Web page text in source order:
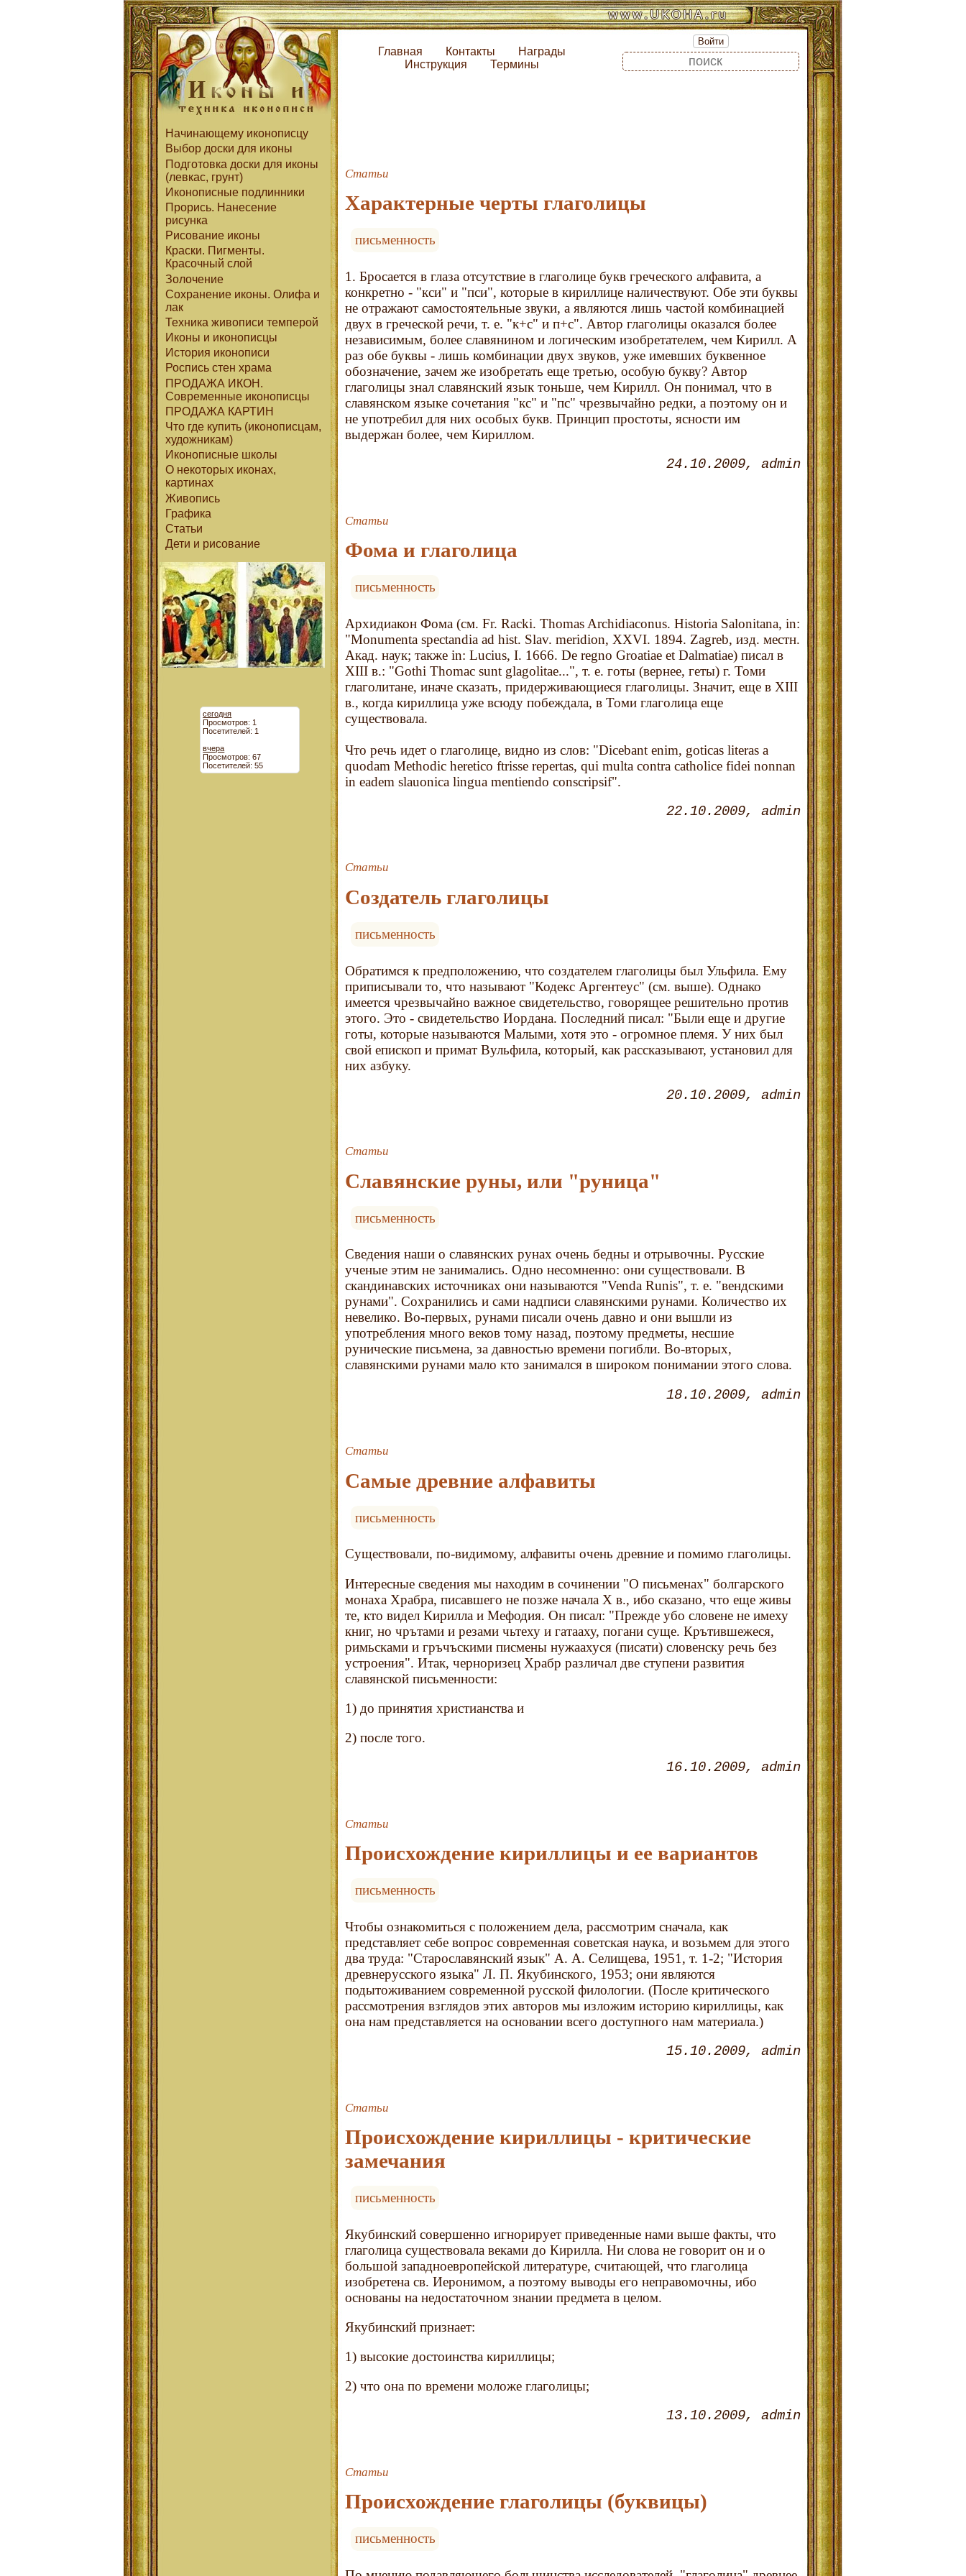
Главная Контакты
Награды
Инструкция
Термины
Войти
Начинающему иконописцу
Выбор доски для иконы
Подготовка доски для иконы
(левкас, грунт)
Иконописные подлинники
Прорись. Нанесение
рисунка
Рисование иконы
Краски. Пигменты.
Красочный слой
Золочение
Сохранение иконы. Олифа и
лак
Техника живописи темперой
Иконы и иконописцы
История иконописи
Роспись стен храма
ПРОДАЖА ИКОН.
Современные иконописцы
ПРОДАЖА КАРТИН
Что где купить (иконописцам,
художникам)
Иконописные школы
О некоторых иконах,
картинах
Живопись
Графика
Статьи
Дети и рисование
сегодня
Просмотров: 1
Посетителей: 1
вчера
Просмотров: 67
Посетителей: 55
Статьи
Характерные черты глаголицы
письменность
1. Бросается в глаза отсутствие в глаголице букв греческого алфавита, а
конкретно - "кси" и "пси", которые в кириллице наличествуют. Обе эти буквы
не отражают самостоятельные звуки, а являются лишь частой комбинацией
двух в греческой речи, т. е. "к+с" и п+с". Автор глаголицы оказался более
независимым, более славянином и логическим изобретателем, чем Кирилл. А
раз обе буквы - лишь комбинации двух звуков, уже имевших буквенное
обозначение, зачем же изобретать еще третью, особую букву? Автор
глаголицы знал славянский язык тоньше, чем Кирилл. Он понимал, что в
славянском языке сочетания "кс" и "пс" чрезвычайно редки, а поэтому он и
не употребил для них особых букв. Принцип простоты, ясности им
выдержан более, чем Кириллом.
24.10.2009 admin
Статьи
Фома и глаголица
письменность
Архидиакон Фома (см. Fr. Racki. Thomas Archidiaconus. Historia Salonitana, in:
"Monumenta spectandia ad hist. Slav. meridion, XXVI. 1894. Zagreb, изд. местн.
Акад. наук; также in: Lucius, I. 1666. De regno Groatiae et Dalmatiae) писал в
XIII в.: "Gothi Thomac sunt glagolitae...", т. е. готы (вернее, геты) г. Томи
глаголитане, иначе сказать, придерживающиеся глаголицы. Значит, еще в XIII
в., когда кириллица уже всюду побеждала, в Томи глаголица еще
существовала.
Что речь идет о глаголице, видно из слов: "Dicebant enim, goticas literas a
quodam Methodic heretico ftrisse repertas, qui multa contra catholice fidei nonnan
in eadem slauonica lingua mentiendo conscripsif".
22.10.2009 admin
Статьи
Создатель глаголицы
письменность
Обратимся к предположению, что создателем глаголицы был Ульфила. Ему
приписывали то, что называют "Кодекс Аргентеус" (см. выше). Однако
имеется чрезвычайно важное свидетельство, говорящее решительно против
этого. Это - свидетельство Иордана. Последний писал: "Были еще и другие
готы, которые называются Малыми, хотя это - огромное племя. У них был
свой епископ и примат Вульфила, который, как рассказывают, установил для
них азбуку.
20.10.2009 admin
Статьи
Славянские руны, или "руница"
письменность
Сведения наши о славянских рунах очень бедны и отрывочны. Русские
ученые этим не занимались. Одно несомненно: они существовали. В
скандинавских источниках они называются "Venda Runis", т. е. "вендскими
рунами". Сохранились и сами надписи славянскими рунами. Количество их
невелико. Во-первых, рунами писали очень давно и они вышли из
употребления много веков тому назад, поэтому предметы, несшие
рунические письмена, за давностью времени погибли. Во-вторых,
славянскими рунами мало кто занимался в широком понимании этого слова.
18.10.2009 admin
Статьи
Самые древние алфавиты
письменность
Существовали, по-видимому, алфавиты очень древние и помимо глаголицы.
Интересные сведения мы находим в сочинении "О письменах" болгарского
монаха Храбра, писавшего не позже начала Х в., ибо сказано, что еще живы
те, кто видел Кирилла и Мефодия. Он писал: "Прежде убо словене не имеху
книг, но чрътами и резами чьтеху и гатааху, погани суще. Крътившежеся,
римьсками и гръчъскими писмены нужаахуся (писати) словенску речь без
устроения". Итак, черноризец Храбр различал две ступени развития
славянской письменности:
1) до принятия христианства и
2) после того.
16.10.2009 admin
Статьи
Происхождение кириллицы и ее вариантов
письменность
Чтобы ознакомиться с положением дела, рассмотрим сначала, как
представляет себе вопрос современная советская наука, и возьмем для этого
два труда: "Старославянский язык" А. А. Селищева, 1951, т. 1-2; "История
древнерусского языка" Л. П. Якубинского, 1953; они являются
подытоживанием современной русской филологии. (После критического
рассмотрения взглядов этих авторов мы изложим историю кириллицы, как
она нам представляется на основании всего доступного нам материала.)
15.10.2009 admin
Статьи
Происхождение кириллицы - критические
замечания
письменность
Якубинский совершенно игнорирует приведенные нами выше факты, что
глаголица существовала веками до Кирилла. Ни слова не говорит он и о
большой западноевропейской литературе, считающей, что глаголица
изобретена св. Иеронимом, а поэтому выводы его неправомочны, ибо
основаны на недостаточном знании предмета в целом.
Якубинский признает:
1) высокие достоинства кириллицы;
2) что она по времени моложе глаголицы;
13.10.2009 admin
Статьи
Происхождение глаголицы (буквицы)
письменность